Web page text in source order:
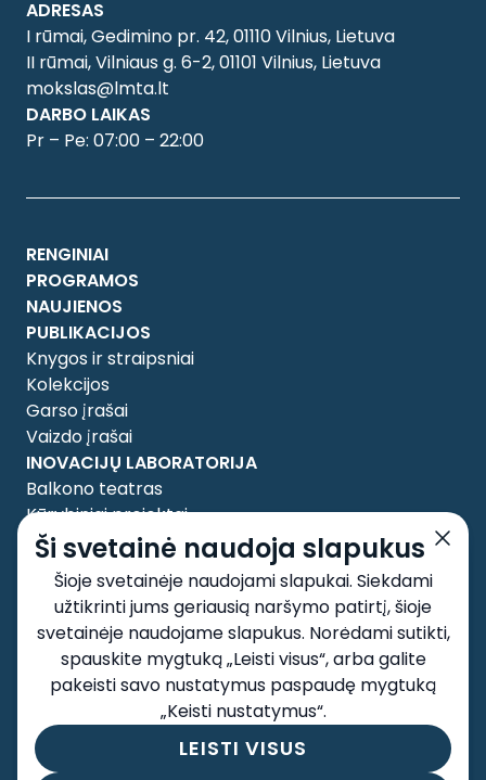
Ši svetainė naudoja slapukus
Šioje svetainėje naudojami slapukai. Siekdami
užtikrinti jums geriausią naršymo patirtį, šioje
svetainėje naudojame slapukus. Norėdami sutikti,
spauskite mygtuką „Leisti visus“, arba galite
pakeisti savo nustatymus paspaudę mygtuką
„Keisti nustatymus“.
LEISTI VISUS
ADRESAS
I rūmai, Gedimino pr. 42, 01110 Vilnius, Lietuva
II rūmai, Vilniaus g. 6-2, 01101 Vilnius, Lietuva
mokslas@lmta.lt
DARBO LAIKAS
Pr – Pe: 07:00 – 22:00
RENGINIAI
PROGRAMOS
NAUJIENOS
PUBLIKACIJOS
Knygos ir straipsniai
Kolekcijos
Garso įrašai
Vaizdo įrašai
INOVACIJŲ LABORATORIJA
Balkono teatras
Kūrybiniai projektai
APIE MUS
Tyrėjai
Taryba
Kontaktai
SOCIALINIAI TINKLAI